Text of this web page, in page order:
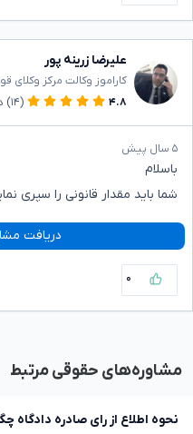
علیرضا زرینه پور
کاراموز وکالت مرکز وکلای
۴.۸
(۱۴)
۵ سال پیش
باسلام
شما باید مقدار قانونی را سپری
دریافت
۰
مشاوره‌های حقوقی مرتبط
نحوه اطلاع از رای صادره دادگاه